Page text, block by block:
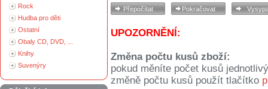
Rock
Hudba pro děti
Ostatní
Obaly CD, DVD, ...
Knihy
Suvenýry
UPOZORNĚNÍ:
Změna počtu kusů zboží:
pokud měníte počet kusů
změně počtu kusů použít tlačítko